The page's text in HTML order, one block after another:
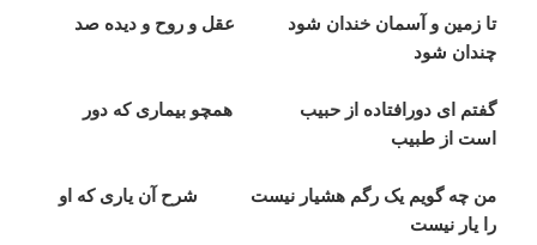
تا زمین و آسمان خندان شود عقل و روح و دیده صد
چندان شود
گفتم ای دورافتاده از حبیب همچو بیماری که دور
است از طبیب
من چه گویم یک رگم هشیار نیست شرح آن یاری که او
را یار نیست